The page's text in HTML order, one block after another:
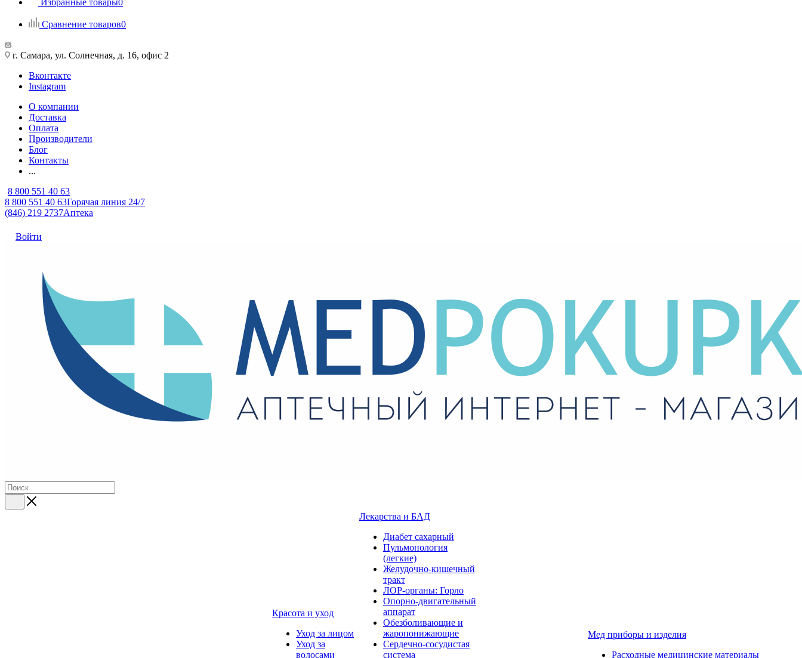
Избранные товары0
Сравнение товаров0
г. Самара, ул. Солнечная, д. 16, офис 2
Вконтакте
Instagram
О компании
Доставка
Оплата
Производители
Блог
Контакты
...
8 800 551 40 63
8 800 551 40 63Горячая линия 24/7
(846) 219 2737Аптека
Войти
Красота и уход
Уход за лицом
Уход за
волосами
Лекарства и БАД
Диабет сахарный
Пульмонология
(легкие)
Желудочно-кишечный
тракт
ЛОР-органы: Горло
Опорно-двигательный
аппарат
Обезболивающие и
жаропонижающие
Сердечно-сосудистая
система
Мед приборы и изделия
Расходные медицинские материалы